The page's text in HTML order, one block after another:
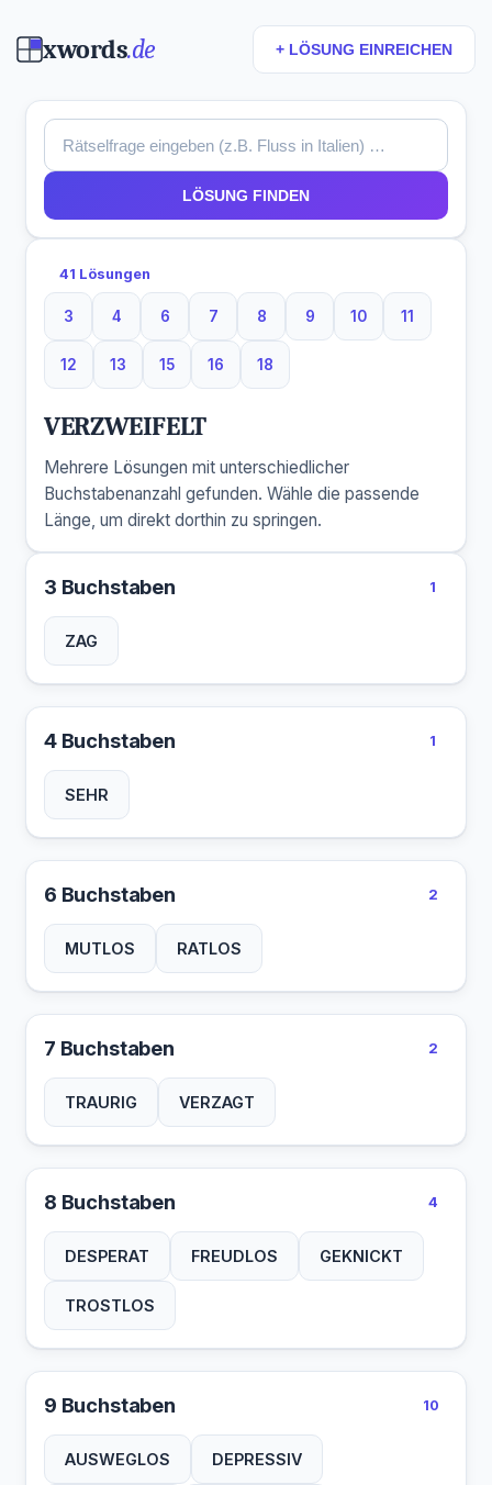
xwords.de + LÖSUNG EINREICHEN
LÖSUNG FINDEN
41 Lösungen
3
3 Buchstaben
4
4 Buchstaben
6
6 Buchstaben
7
7 Buchstaben
8
8 Buchstaben
9
9 Buchstaben
10
10 Buchstaben
11
11
12
12 Buchstaben
13
13 Buchstaben
15
15 Buchstaben
16
16 Buchstaben
18
18 Buchstaben
VERZWEIFELT
Mehrere Lösungen mit unterschiedlicher
Buchstabenanzahl gefunden. Wähle die passende
Länge, um direkt dorthin zu springen.
3 Buchstaben 1
ZAG
4 Buchstaben 1
SEHR
6 Buchstaben 2
MUTLOS RATLOS
7 Buchstaben 2
TRAURIG VERZAGT
8 Buchstaben 4
DESPERAT FREUDLOS GEKNICKT
TROSTLOS
9 Buchstaben 10
AUSWEGLOS DEPRESSIV